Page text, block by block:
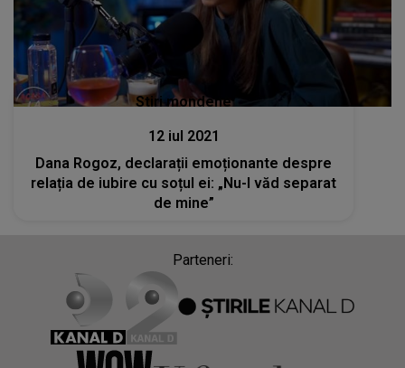
Stiri mondene
12 iul 2021
Dana Rogoz, declarații emoționante despre
relația de iubire cu soțul ei: „Nu-l văd separat
de mine”
Parteneri: